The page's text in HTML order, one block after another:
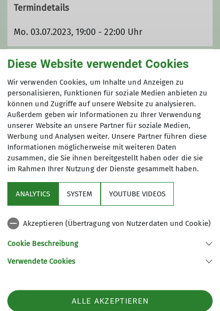
Termindetails
Mo. 03.07.2023, 19:00 - 22:00 Uhr
Unsere Veranstaltungsorte
Nordwand
James-Franck-Ring 1b
37077 Göttingen
Sektion
Aktuelles
Sektion Göttingen des Deutschen Alpenvereins e.V.
Kurze Straße 16
Diese Website verwendet Cookies
Wir verwenden Cookies, um Inhalte und Anzeigen zu
personalisieren, Funktionen für soziale Medien anbieten zu
können und Zugriffe auf unsere Website zu analysieren.
Außerdem geben wir Informationen zu Ihrer Verwendung
unserer Website an unsere Partner für soziale Medien,
Werbung und Analysen weiter. Unsere Partner führen diese
Informationen möglicherweise mit weiteren Daten
zusammen, die Sie ihnen bereitgestellt haben oder die sie
im Rahmen Ihrer Nutzung der Dienste gesammelt haben.
ANALYTICS SYSTEM YOUTUBE VIDEOS
Akzeptieren (Übertragung von Nutzerdaten und Cookie)
Cookie Beschreibung
Verwendete Cookies
ALLE AKZEPTIEREN